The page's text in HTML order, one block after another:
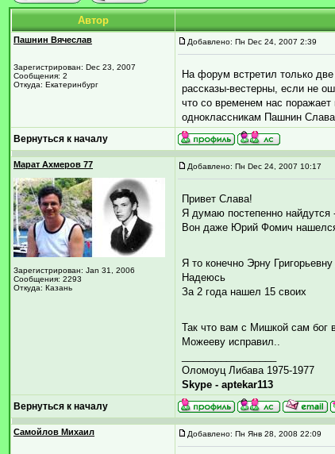
Автор
Пашнин Вячеслав
Зарегистрирован: Dec 23, 2007
Сообщения: 2
Откуда: Екатеринбург
Добавлено: Пн Dec 24, 2007 2:39
На форум встретил только
рассказы-вестерны, если не
что со временем нас
одноклассникам Пашнин
Вернуться к началу
Марат Ахмеров 77
Зарегистрирован: Jan 31, 2006
Сообщения: 2293
Откуда: Казань
Добавлено: Пн Dec 24, 2007 10:17
Привет Слава!
Я думаю постепенно найдутся
Вон даже Юрий Фомич
Я то конечно Эрну
Надеюсь
За 2 года нашел 15 своих
Так что вам с Мишкой сам бог
Можееву исправил..
Оломоуц Либава 1975-1977
Skype - aptekar113
Вернуться к началу
Самойлов Михаил Добавлено: Пн Янв 28, 2008 22:09